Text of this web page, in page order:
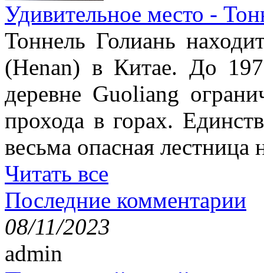
Удивительное место -
Тоннель Голиань
(Henan) в Китае. До
деревне Guoliang
прохода в горах.
весьма опасная лестница
Читать все
Последние комментарии
08/11/2023
admin